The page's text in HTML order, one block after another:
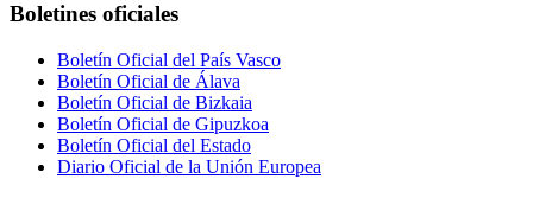
Boletines oficiales
Boletín Oficial del País Vasco
Boletín Oficial de Álava
Boletín Oficial de Bizkaia
Boletín Oficial de Gipuzkoa
Boletín Oficial del Estado
Diario Oficial de la Unión Europea